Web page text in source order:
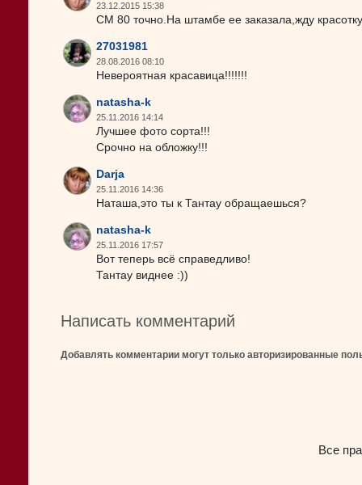
23.12.2015 15:38
СМ 80 точно.На штамбе ее заказала,жду
27031981
28.08.2016 08:10
Невероятная красавица!!!!!!!
natasha-k
25.11.2016 14:14
Лучшее фото сорта!!!
Срочно на обложку!!!
Darja
25.11.2016 14:36
Наташа,это ты к Тантау обращаешься?
natasha-k
25.11.2016 17:57
Вот теперь всё справедливо!
Тантау виднее :))
Написать комментарий
Добавлять комментарии могут только авторизированные
Все